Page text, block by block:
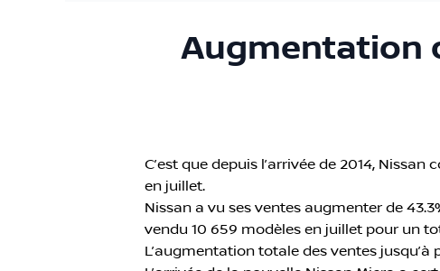
Augmentation
C’est que depuis l’arrivée de 2014,
en juillet.
Nissan a vu ses ventes augmenter de
vendu 10 659 modèles en juillet pour un
L’augmentation totale des ventes jusqu’à